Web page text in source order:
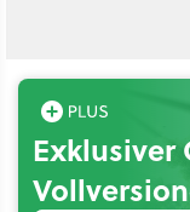
Exklusiver